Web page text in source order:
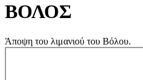
ΒΟΛΟΣ
Άποψη του λιμανιού του Βόλου.